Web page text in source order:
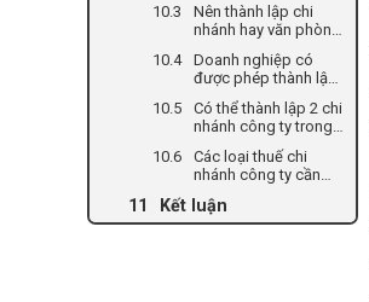
Nên thành lập chi
nhánh hay văn phòng
Doanh nghiệp có
được phép thành lập
không?
Có thể thành lập 2 chi
nhánh công ty trong
Các loại thuế chi
nhánh công ty cần
Kết luận